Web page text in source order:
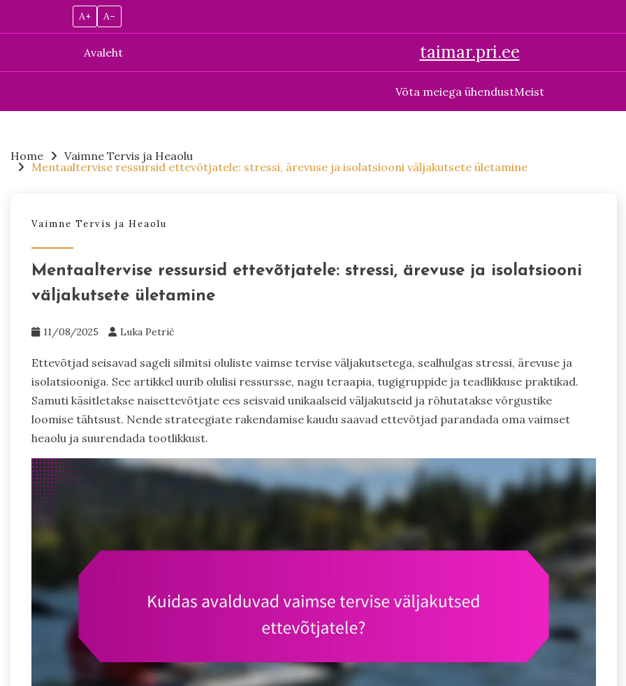
A+ A–
Avaleht taimar.pri.ee
Võta meiega ühendustMeist
content
Home
Vaimne Tervis ja Heaolu
Mentaaltervise ressursid ettevõtjatele: stressi, ärevuse ja isolatsiooni väljakutsete ületamine
Vaimne Tervis ja Heaolu
Mentaaltervise ressursid ettevõtjatele: stressi, ärevuse ja isolatsiooni
väljakutsete ületamine
11/08/2025 Luka Petrić
Ettevõtjad seisavad sageli silmitsi oluliste vaimse tervise väljakutsetega, sealhulgas stressi, ärevuse ja
isolatsiooniga. See artikkel uurib olulisi ressursse, nagu teraapia, tugigruppide ja teadlikkuse praktikad.
Samuti käsitletakse naisettevõtjate ees seisvaid unikaalseid väljakutseid ja rõhutatakse võrgustike
loomise tähtsust. Nende strateegiate rakendamise kaudu saavad ettevõtjad parandada oma vaimset
heaolu ja suurendada tootlikkust.